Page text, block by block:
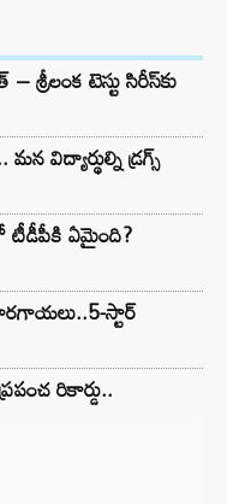
శ్రీలంక టెస్టు సిరీస్‌కు
విద్యార్థుల్ని డ్రగ్స్
టీడీపీకి ఏమైంది?
స్టార్
రికార్డు..